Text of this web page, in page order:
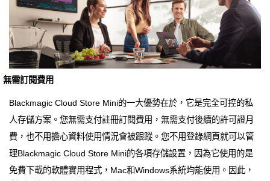
無需訂閱費用
Blackmagic Cloud Store Mini的一大優勢在於，它是完全可控的私
人存儲方案。您無需支付註冊訂閱費用，無需支付後續的許可證月
費，也不用擔心資料使用情況會被跟蹤。您不用登錄網頁就可以管
理Blackmagic Cloud Store Mini的各項存儲設置，因為它使用的是
免費下載的軟體實用程式，Mac和Windows系統均能使用。因此，